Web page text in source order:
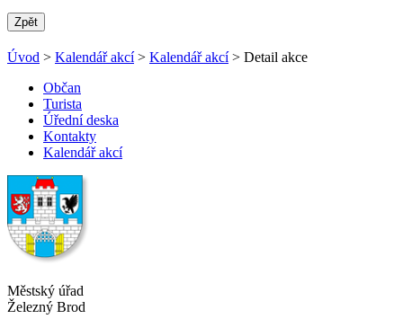
Zpět
Úvod > Kalendář akcí> Kalendář akcí> Detail akce
Občan
Turista
Úřední deska
Kontakty
Kalendář akcí
Městský úřad
Železný Brod